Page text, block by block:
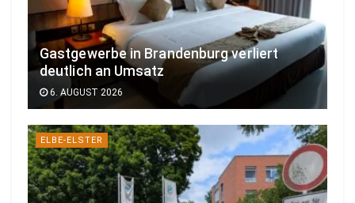
Gastgewerbe in Brandenburg verliert
deutlich an Umsatz
6. AUGUST 2026
ELBE-ELSTER